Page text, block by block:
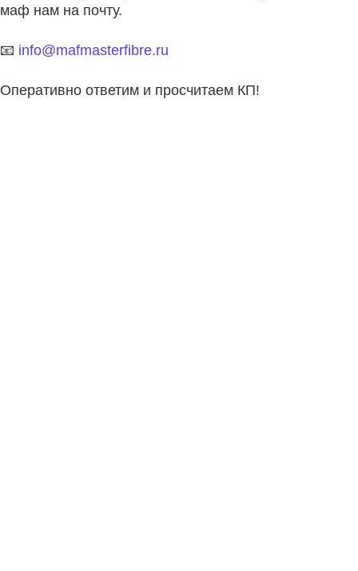
маф нам на почту.
📧 info@mafmasterfibre.ru
Оперативно ответим и просчитаем КП!